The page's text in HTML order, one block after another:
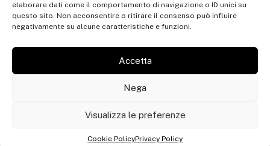
elaborare dati come il comportamento di navigazione o ID unici su
questo sito. Non acconsentire o ritirare il consenso può influire
negativamente su alcune caratteristiche e funzioni.
Accetta
Nega
Visualizza le preferenze
Cookie PolicyPrivacy Policy
Codice etico
Whistleblowing
Segnalazione whistleblowing
Contatti